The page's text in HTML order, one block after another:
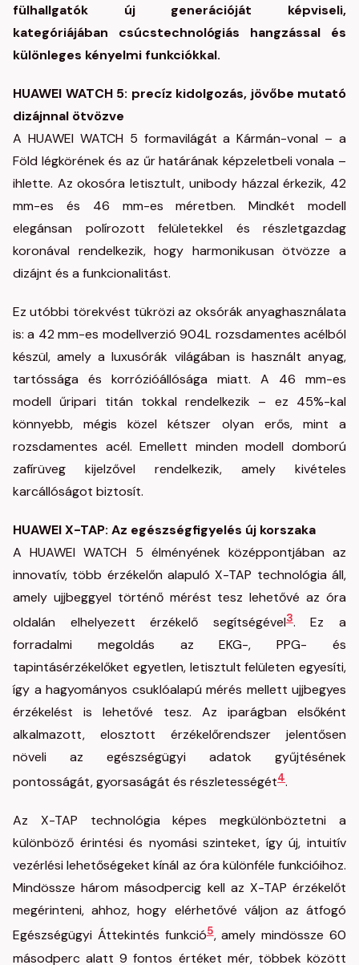
fülhallgatók új generációját képviseli,
kategóriájában csúcstechnológiás hangzással és
különleges kényelmi funkciókkal.
HUAWEI WATCH 5: precíz kidolgozás, jövőbe mutató
dizájnnal ötvözve
A HUAWEI WATCH 5 formavilágát a Kármán-vonal – a
Föld légkörének és az űr határának képzeletbeli vonala –
ihlette. Az okosóra letisztult, unibody házzal érkezik, 42
mm-es és 46 mm-es méretben. Mindkét modell
elegánsan polírozott felületekkel és részletgazdag
koronával rendelkezik, hogy harmonikusan ötvözze a
dizájnt és a funkcionalitást.
Ez utóbbi törekvést tükrözi az oksórák anyaghasználata
is: a 42 mm-es modellverzió 904L rozsdamentes acélból
készül, amely a luxusórák világában is használt anyag,
tartóssága és korrózióállósága miatt. A 46 mm-es
modell űripari titán tokkal rendelkezik – ez 45%-kal
könnyebb, mégis közel kétszer olyan erős, mint a
rozsdamentes acél. Emellett minden modell domború
zafírüveg kijelzővel rendelkezik, amely kivételes
karcállóságot biztosít.
HUAWEI X-TAP: Az egészségfigyelés új korszaka
A HUAWEI WATCH 5 élményének középpontjában az
innovatív, több érzékelőn alapuló X-TAP technológia áll,
amely ujjbeggyel történő mérést tesz lehetővé az óra
oldalán elhelyezett érzékelő segítségével3. Ez a
forradalmi megoldás az EKG-, PPG- és
tapintásérzékelőket egyetlen, letisztult felületen egyesíti,
így a hagyományos csuklóalapú mérés mellett ujjbegyes
érzékelést is lehetővé tesz. Az iparágban elsőként
alkalmazott, elosztott érzékelőrendszer jelentősen
növeli az egészségügyi adatok gyűjtésének
pontosságát, gyorsaságát és részletességét4.
Az X-TAP technológia képes megkülönböztetni a
különböző érintési és nyomási szinteket, így új, intuitív
vezérlési lehetőségeket kínál az óra különféle funkcióihoz.
Mindössze három másodpercig kell az X-TAP érzékelőt
megérinteni, ahhoz, hogy elérhetővé váljon az átfogó
Egészségügyi Áttekintés funkció5, amely mindössze 60
másodperc alatt 9 fontos értéket mér, többek között